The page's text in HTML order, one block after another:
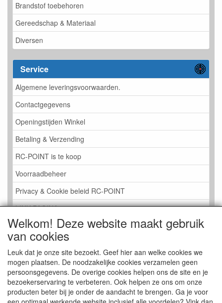
Brandstof toebehoren
Gereedschap & Materiaal
Diversen
Service
Algemene leveringsvoorwaarden.
Contactgegevens
Openingstijden Winkel
Betaling & Verzending
RC-POINT is te koop
Voorraadbeheer
Privacy & Cookie beleid RC-POINT
LINK PAGINA
Gastenboek RC-POINT
Kijkje in de Winkel
Welkom! Deze website maakt gebruik
van cookies
Leuk dat je onze site bezoekt. Geef hier aan welke cookies we
mogen plaatsen. De noodzakelijke cookies verzamelen geen
persoonsgegevens. De overige cookies helpen ons de site en je
bezoekerservaring te verbeteren. Ook helpen ze ons om onze
producten beter bij je onder de aandacht te brengen. Ga je voor